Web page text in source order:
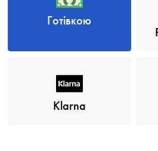
Готівкою
Klarna